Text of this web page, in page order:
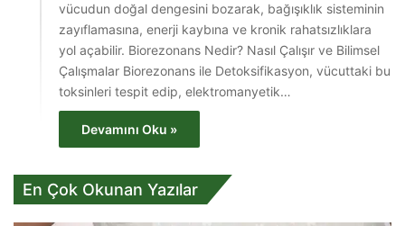
vücudun doğal dengesini bozarak, bağışıklık sisteminin
zayıflamasına, enerji kaybına ve kronik rahatsızlıklara
yol açabilir. Biorezonans Nedir? Nasıl Çalışır ve Bilimsel
Çalışmalar Biorezonans ile Detoksifikasyon, vücuttaki bu
toksinleri tespit edip, elektromanyetik…
Devamını Oku »
En Çok Okunan Yazılar